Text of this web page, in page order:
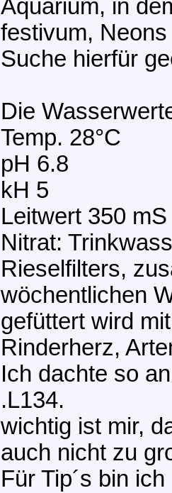
Aquarium, in
festivum,
Suche hierfür
Die
Temp. 28°C
pH 6.8
kH 5
Leitwert 350 mS
Nitrat:
Rieselfilters,
wöchentlichen
gefüttert wird
Rinderherz,
Ich dachte so
.L134.
wichtig ist mir,
auch nicht zu
Für Tip´s bin